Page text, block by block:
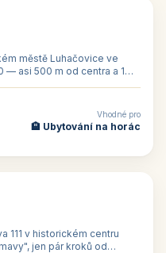
městě Luhačovice ve
— asi 500 m od centra a 1
Vhodné pro
🏨 Ubytování na horác
111 v historickém centru
jen pár kroků od